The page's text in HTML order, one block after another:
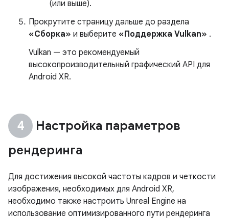
(или выше).
Прокрутите страницу дальше до раздела
«Сборка» и выберите «Поддержка Vulkan» .
Vulkan — это рекомендуемый
высокопроизводительный графический API для
Android XR.
Настройка параметров
рендеринга
Для достижения высокой частоты кадров и четкости
изображения, необходимых для Android XR,
необходимо также настроить Unreal Engine на
использование оптимизированного пути рендеринга